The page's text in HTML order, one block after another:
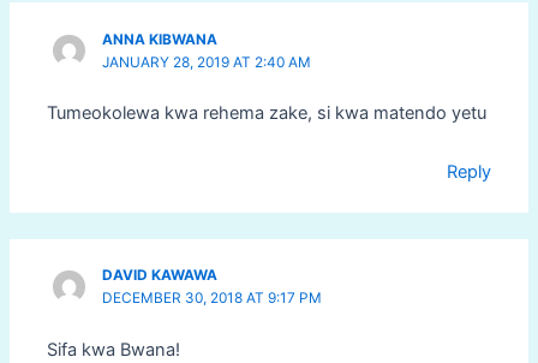
ANNA KIBWANA
JANUARY 28, 2019 AT 2:40 AM
Tumeokolewa kwa rehema zake, si kwa matendo yetu
Reply
DAVID KAWAWA
DECEMBER 30, 2018 AT 9:17 PM
Sifa kwa Bwana!